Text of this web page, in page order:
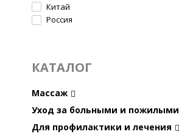
Китай
Россия
КАТАЛОГ
Массаж
Уход за больными и пожилыми
Для профилактики и лечения